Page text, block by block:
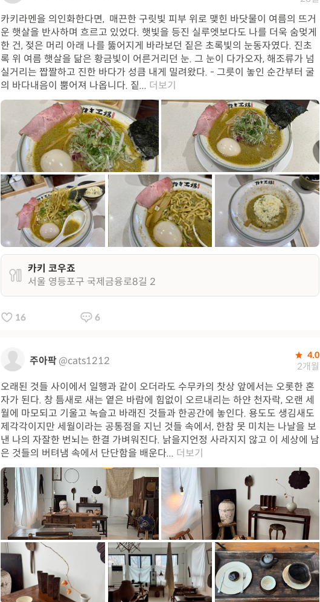
카키라멘을 의인화한다면, 매끈한 구릿빛 피부 위로 맺힌 바닷물이 여름의 뜨거
운 햇살을 반사하며 흐르고 있었다. 햇빛을 등진 실루엣보다도 나를 더욱 숨멎게
한 건, 젖은 머리 아래 나를 뚫어지게 바라보던 짙은 초록빛의 눈동자였다. 진초
록 위 여름 햇살을 닮은 황금빛이 어른거리던 눈. 그 눈이 다가오자, 해조류가 넘
실거리는 짭짤하고 진한 바다가 성큼 내게 밀려왔다. - 그릇이 놓인 순간부터 굴
의 바다내음이 뿜어져 나옵니다. 짙... 더보기
카키 코우죠
서울 영등포구 국제금융로8길 2
16 6
주아팍@cats1212 4.0
2개월
오래된 것들 사이에서 일행과 같이 오더라도 수무카의 찻상 앞에서는 오롯한 혼
자가 된다. 창 틈새로 새는 옅은 바람에 힘없이 오르내리는 하얀 천자락, 오랜 세
월에 마모되고 기울고 녹슬고 바래진 것들과 한공간에 놓인다. 용도도 생김새도
제각각이지만 세월이라는 공통점을 지닌 것들 속에서, 한참 못 미치는 나날을 보
낸 나의 자잘한 번뇌는 한결 가벼워진다. 낡을지언정 사라지지 않고 이 세상에 남
은 것들의 버텨냄 속에서 단단함을 배운다... 더보기